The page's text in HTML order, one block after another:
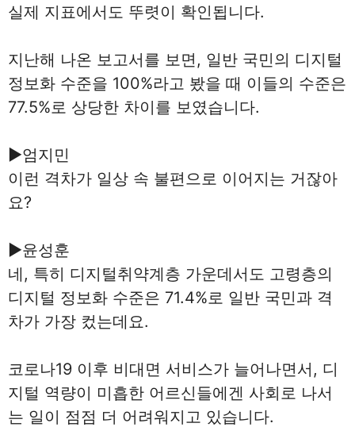
실제 지표에서도 뚜렷이 확인됩니다.
지난해 나온 보고서를 보면, 일반 국민의 디지털
정보화 수준을 100%라고 봤을 때 이들의 수준은
77.5%로 상당한 차이를 보였습니다.
▶엄지민
이런 격차가 일상 속 불편으로 이어지는 거잖아
요?
▶윤성훈
네, 특히 디지털취약계층 가운데서도 고령층의
디지털 정보화 수준은 71.4%로 일반 국민과 격
차가 가장 컸는데요.
코로나19 이후 비대면 서비스가 늘어나면서, 디
지털 역량이 미흡한 어르신들에겐 사회로 나서
는 일이 점점 더 어려워지고 있습니다.